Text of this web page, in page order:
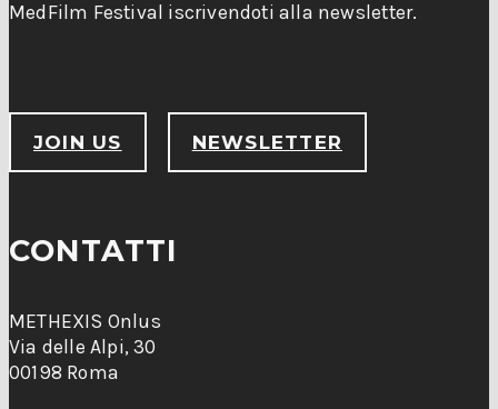
MedFilm Festival iscrivendoti alla newsletter.
JOIN US NEWSLETTER
CONTATTI
METHEXIS Onlus
Via delle Alpi, 30
00198 Roma